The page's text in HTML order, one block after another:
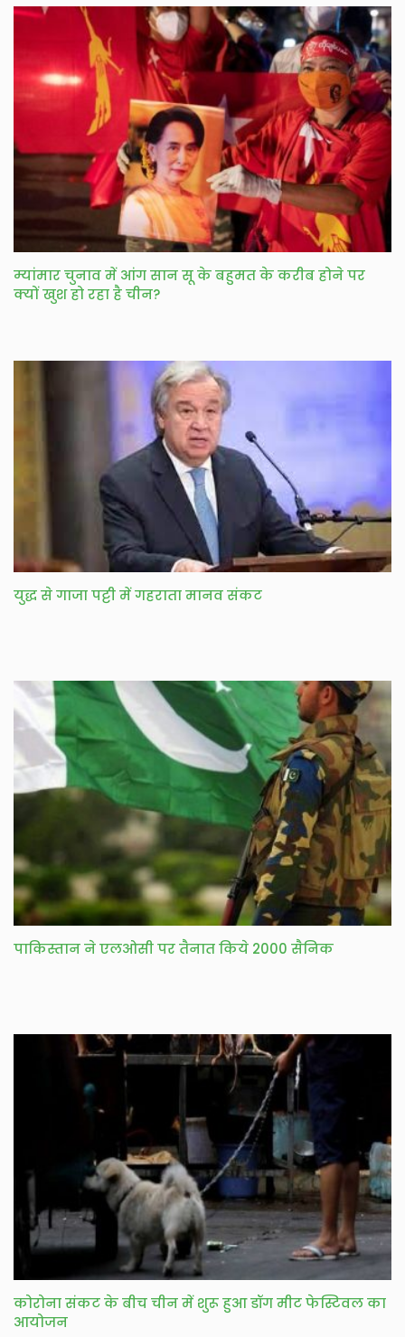
म्यांमार चुनाव में आंग सान सू के बहुमत के करीब होने पर
क्यों खुश हो रहा है चीन?
युद्ध से गाजा पट्टी में गहराता मानव संकट
पाकिस्तान ने एलओसी पर तैनात किये 2000 सैनिक
कोरोना संकट के बीच चीन में शुरू हुआ डॉग मीट फेस्टिवल का
आयोजन